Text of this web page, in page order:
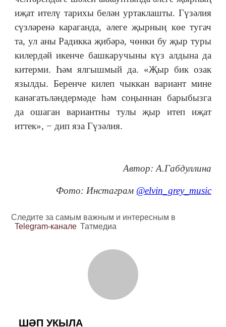
иҗат ителү тарихы белән уртаклашты. Гүзәлия
сүзләренә караганда, әлеге җырның көе тугач
та, ул аны Радикка җибәрә, чөнки бу җыр туры
килердәй икенче башкаручыны күз алдына да
китерми. Һәм ялгышмый да. «Җыр бик озак
язылды. Беренче килеп чыккан вариант мине
канәгатьләндермәде һәм соңыннан барыбызга
да ошаган вариантны тулы җыр итеп иҗат
иттек», − дип яза Гүзәлия.
Автор: А.Габдуллина
Фото: Инстаграм @elvin_grey_music
Следите за самым важным и интересным в
Telegram-канале Татмедиа
ШӘП УКЫЛА